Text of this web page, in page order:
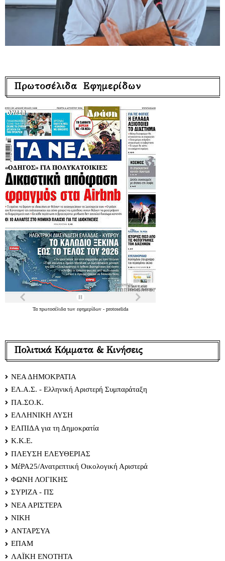
Πρωτοσέλιδα Εφημερίδων
Τα πρωτοσέλιδα των εφημερίδων - protoselida
Πολιτικά Κόμματα & Κινήσεις
ΝΕΑ ΔΗΜΟΚΡΑΤΙΑ
ΕΛ.Α.Σ. - Ελληνική Αριστερή Συμπαράταξη
ΠΑ.ΣΟ.Κ.
ΕΛΛΗΝΙΚΗ ΛΥΣΗ
ΕΛΠΙΔΑ για τη Δημοκρατία
Κ.Κ.Ε.
ΠΛΕΥΣΗ ΕΛΕΥΘΕΡΙΑΣ
ΜέΡΑ25/Ανατρεπτική Οικολογική Αριστερά
ΦΩΝΗ ΛΟΓΙΚΗΣ
ΣΥΡΙΖΑ - ΠΣ
ΝΕΑ ΑΡΙΣΤΕΡΑ
ΝΙΚΗ
ΑΝΤΑΡΣΥΑ
ΕΠΑΜ
ΛΑΪΚΗ ΕΝΟΤΗΤΑ